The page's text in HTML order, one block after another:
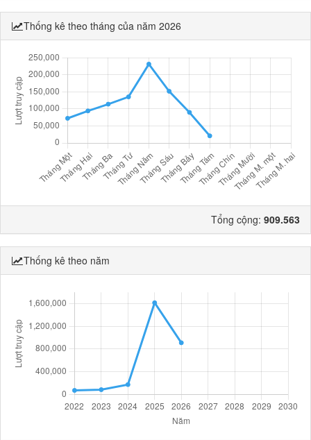
Thống kê theo tháng của năm 2026
Tổng cộng: 909.563
Thống kê theo năm